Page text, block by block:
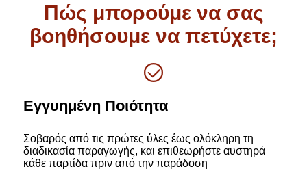
Πώς μπορούμε να σας
βοηθήσουμε να πετύχετε;
Εγγυημένη Ποιότητα
Σοβαρός από τις πρώτες ύλες έως ολόκληρη τη
διαδικασία παραγωγής, και επιθεωρήστε αυστηρά
κάθε παρτίδα πριν από την παράδοση